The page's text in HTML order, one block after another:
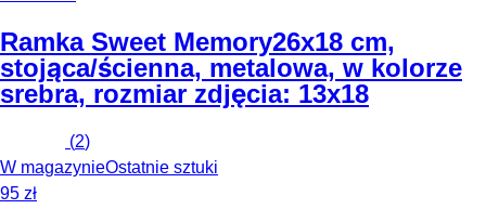
Ramka Sweet Memory26x18 cm,
stojąca/ścienna, metalowa, w kolorze
srebra, rozmiar zdjęcia: 13x18
(2)
W magazynieOstatnie sztuki
95 zł